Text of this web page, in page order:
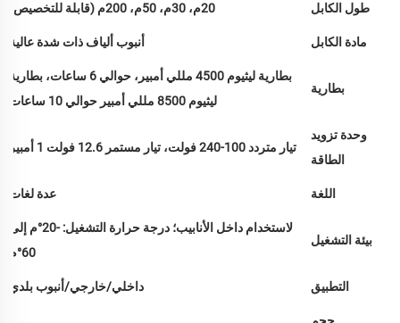
طول الكابل 20م، 30م، 50م، 200م (قابلة للتخصيص)
مادة الكابل أنبوب ألياف ذات شدة عالية
بطارية
بطارية ليثيوم 4500 مللي أمبير، حوالي 6 ساعات، بطارية
ليثيوم 8500 مللي أمبير حوالي 10 ساعات
وحدة تزويد
الطاقة
تيار متردد 100-240 فولت، تيار مستمر 12.6 فولت 1 أمبير
اللغة عدة لغات
بيئة التشغيل
لاستخدام داخل الأنابيب؛ درجة حرارة التشغيل: -20°م إلى
60°م
التطبيق داخلي/خارجي/أنبوب بلدي